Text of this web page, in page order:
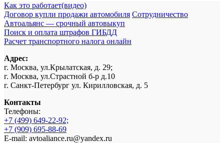
Как это работает(видео)
Договор купли продажи автомобиля Сотрудничество
Автоальянс — срочный автовыкуп
Поиск и оплата штрафов ГИБДД
Расчет транспортного налога онлайн
Адрес:
г. Москва, ул.Крылатская, д. 29;
г. Москва, ул.Страстной б-р д.10
г. Санкт-Петербург ул. Кирилловская, д. 5
Контакты
Телефоны:
+7 (499) 649-22-92;
+7 (909) 695-88-69
E-mail: avtoaliance.ru@yandex.ru